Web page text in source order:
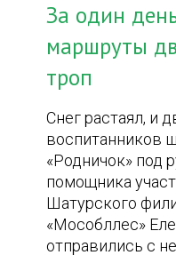
За один
маршруты
троп
Снег растаял, и
воспитанников
«Родничок» под
помощника
Шатурского
«Мособллес»
отправились с